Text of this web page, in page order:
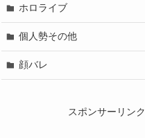
ホロライブ
個人勢その他
顔バレ
スポンサーリンク